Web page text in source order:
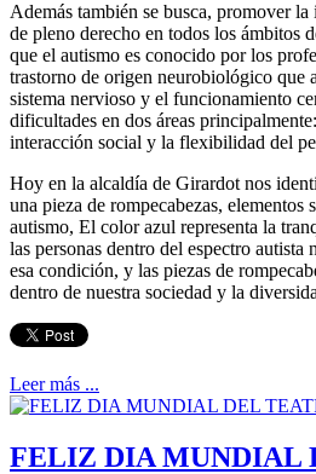
Además también se busca, promover
de pleno derecho en todos los ámbitos
que el autismo es conocido por los
trastorno de origen neurobiológico que
sistema nervioso y el funcionamiento
dificultades en dos áreas
interacción social y la flexibilidad del
Hoy en la alcaldía de Girardot nos
una pieza de rompecabezas,
autismo, El color azul representa la
las personas dentro del espectro autista
esa condición, y las piezas de
dentro de nuestra sociedad y la
Leer más ...
FELIZ DIA MUNDIAL